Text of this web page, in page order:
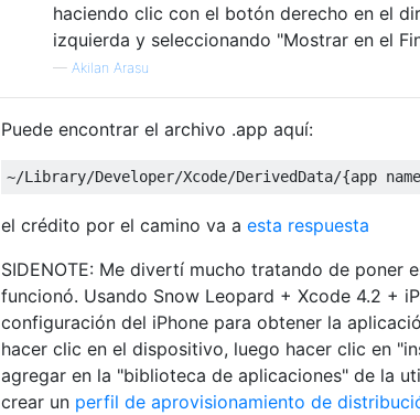
haciendo clic con el botón derecho en el
izquierda y seleccionando "Mostrar en el
— Akilan Arasu
Puede encontrar el archivo .app aquí:
~/Library/Developer/Xcode/DerivedData/{app name
el crédito por el camino va a esta respuesta
SIDENOTE: Me divertí mucho tratando de poner
funcionó. Usando Snow Leopard + Xcode 4.2 +
configuración del iPhone para obtener la
hacer clic en el dispositivo, luego hacer clic en
agregar en la "biblioteca de aplicaciones" de la
crear un perfil de aprovisionamiento de